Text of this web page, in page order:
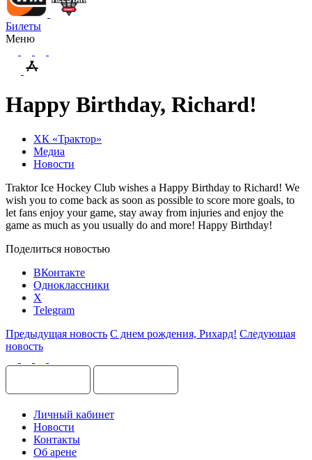
Билеты
Меню
Happy Birthday, Richard!
ХК «Трактор»
Медиа
Новости
Traktor Ice Hockey Club wishes a Happy Birthday to Richard! We
wish you to come back as soon as possible to score more goals, to
let fans enjoy your game, stay away from injuries and enjoy the
game as much as you usually do and more! Happy Birthday!
Поделиться новостью
ВКонтакте
Одноклассники
X
Telegram
Предыдущая новость С днем рождения, Рихард! Следующая
новость
Личный кабинет
Новости
Контакты
Об арене